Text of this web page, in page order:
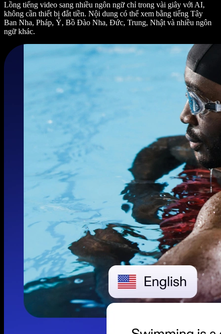
Lồng tiếng video sang nhiều ngôn ngữ chỉ trong vài giây với AI,
không cần thiết bị đắt tiền. Nội dung có thể xem bằng tiếng Tây
Ban Nha, Pháp, Ý, Bồ Đào Nha, Đức, Trung, Nhật và nhiều ngôn
ngữ khác.